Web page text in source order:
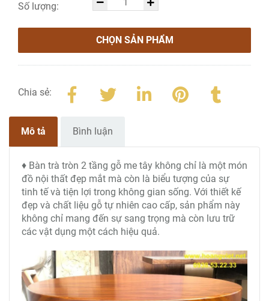
Số lượng:
CHỌN SẢN PHẨM
Chia sẻ:
Mô tả Bình luận
♦ Bàn trà tròn 2 tầng gỗ me tây không chỉ là một món
đồ nội thất đẹp mắt mà còn là biểu tượng của sự
tinh tế và tiện lợi trong không gian sống. Với thiết kế
đẹp và chất liệu gỗ tự nhiên cao cấp, sản phẩm này
không chỉ mang đến sự sang trọng mà còn lưu trữ
các vật dụng một cách hiệu quả.